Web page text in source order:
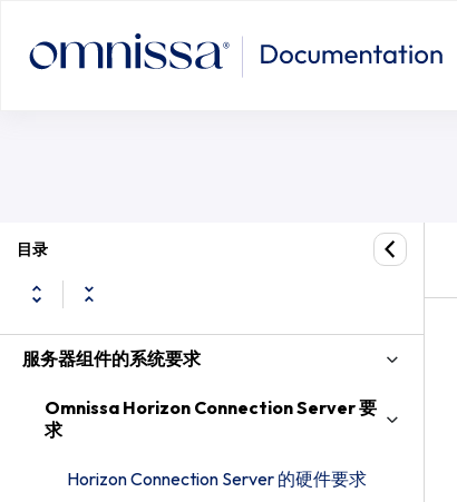
目录
服务器组件的系统要求
Omnissa Horizon Connection Server 要
求
Horizon Connection Server 的硬件要求